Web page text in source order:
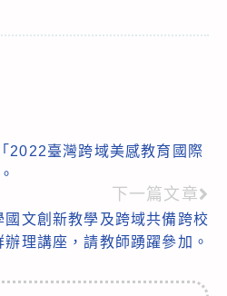
2022臺灣跨域美感教育國際
下一篇文章
文創新教學及跨域共備跨校
理講座，請教師踴躍參加。